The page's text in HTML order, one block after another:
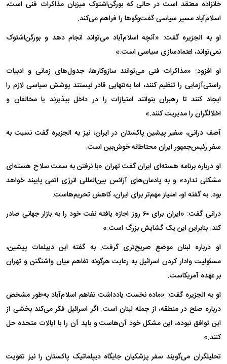
خانزاده معتقد است در حالی که بورگن‌اشتوک میزبان مذاکرات فنی است،
اسلام‌آباد مسیر سیاسی گفت‌وگوها را فراهم می‌کند.
او به الجزیره گفت: «آنچه اسلام‌آباد می‌تواند انجام دهد و بورگن‌اشتوک
نمی‌تواند، اعتمادسازی سیاسی است.»
او افزود: «مذاکرات فنی می‌توانند سازوکارها، جدول‌های زمانی و ادبیات
راستی‌آزمایی را تنظیم کنند، اما به‌تنهایی قادر نیستند پوشش سیاسی لازم را
ایجاد کنند تا رهبران بتوانند امتیازات را در داخل بپذیرند یا مخالفان و
اخلالگران را مدیریت کنند.»
آصف درانی، سفیر پیشین پاکستان در ایران، نیز به الجزیره گفت نسبت به
سفر رئیس‌جمهور ایران محتاطانه خوش‌بین است.
او درباره برنامه هسته‌ای ایران گفت تهران «با نرفتن به سمت سلاح هسته‌ای
مشکلی ندارد» و به پادمان‌های آژانس بین‌المللی انرژی اتمی پایبند خواهد
بود. به گفته او، امتیاز مهم‌تر برای ایران، کاهش تحریم‌هاست.
درانی گفت: «ایران برای ۶۰ روز اجازه یافته نفت خود را به بازار جهانی صادر
کند. بنابراین این یک گشایش بزرگ است.»
او درباره لبنان موضع صریح‌تری گرفت. به گفته این دیپلمات پیشین،
مسئولیت وادار کردن اسرائیل به رعایت هرگونه تفاهم میان واشنگتن و تهران
بر عهده آمریکاست.
او به الجزیره گفت: «ماده نخست یادداشت تفاهم اسلام‌آباد به‌طور مشخص
درباره صلح در منطقه، از جمله لبنان است. اگر اسرائیل فکر می‌کند بخشی از
این توافق نبوده، این مشکل خود آن‌هاست و باید آن را با ایالات متحده حل
کنند.»
تحلیلگران می‌گویند سفر پزشکیان جایگاه دیپلماتیک پاکستان را نیز تقویت